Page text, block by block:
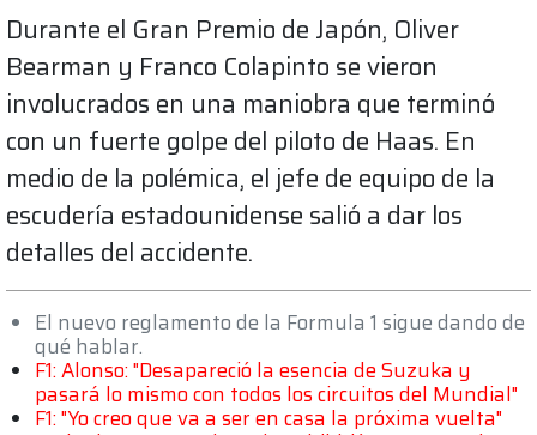
Durante el Gran Premio de Japón, Oliver
Bearman y Franco Colapinto se vieron
involucrados en una maniobra que terminó
con un fuerte golpe del piloto de Haas. En
medio de la polémica, el jefe de equipo de la
escudería estadounidense salió a dar los
detalles del accidente.
El nuevo reglamento de la Formula 1 sigue dando de
qué hablar.
F1: Alonso: "Desapareció la esencia de Suzuka y
pasará lo mismo con todos los circuitos del Mundial"
F1: "Yo creo que va a ser en casa la próxima vuelta"